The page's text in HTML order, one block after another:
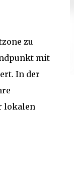
zu
mit
In der
lokalen